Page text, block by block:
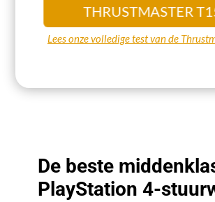
THRUSTMASTER
Lees onze volledige test van de
De beste
PlayStation 4-